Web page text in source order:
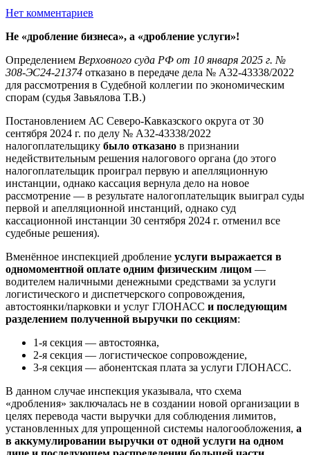
Нет комментариев
Не «дробление бизнеса», а «дробление услуги»!
Определением Верховного суда РФ от 10 января 2025 г. №
308-ЭС24-21374 отказано в передаче дела № А32-43338/2022
для рассмотрения в Судебной коллегии по экономическим
спорам (судья Завьялова Т.В.)
Постановлением АС Северо-Кавказского округа от 30
сентября 2024 г. по делу № А32-43338/2022
налогоплательщику было отказано в признании
недействительным решения налогового органа (до этого
налогоплательщик проиграл первую и апелляционную
инстанции, однако кассация вернула дело на новое
рассмотрение — в результате налогоплательщик выиграл суды
первой и апелляционной инстанций, однако суд
кассационной инстанции 30 сентября 2024 г. отменил все
судебные решения).
Вменённое инспекцией дробление услуги выражается в
одномоментной оплате одним физическим лицом —
водителем наличными денежными средствами за услуги
логистического и диспетчерского сопровождения,
автостоянки/парковки и услуг ГЛОНАСС и последующим
разделением полученной выручки по секциям:
1-я секция — автостоянка,
2-я секция — логистическое сопровождение,
3-я секция — абонентская плата за услуги ГЛОНАСС.
В данном случае инспекция указывала, что схема
«дробления» заключалась не в создании новой организации в
целях перевода части выручки для соблюдения лимитов,
установленных для упрощенной системы налогообложения, а
в аккумулировании выручки от одной услуги на одном